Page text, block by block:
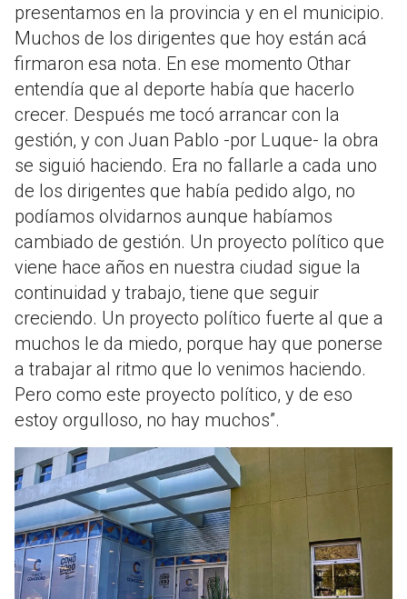
presentamos en la provincia y en el municipio.
Muchos de los dirigentes que hoy están acá
firmaron esa nota. En ese momento Othar
entendía que al deporte había que hacerlo
crecer. Después me tocó arrancar con la
gestión, y con Juan Pablo -por Luque- la obra
se siguió haciendo. Era no fallarle a cada uno
de los dirigentes que había pedido algo, no
podíamos olvidarnos aunque habíamos
cambiado de gestión. Un proyecto político que
viene hace años en nuestra ciudad sigue la
continuidad y trabajo, tiene que seguir
creciendo. Un proyecto político fuerte al que a
muchos le da miedo, porque hay que ponerse
a trabajar al ritmo que lo venimos haciendo.
Pero como este proyecto político, y de eso
estoy orgulloso, no hay muchos”.